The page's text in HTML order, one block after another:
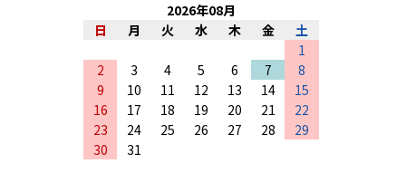
2026年08月
日
月 火 水 木 金
土
1
2
3 4 5 6 7
8
9
10 11 12 13 14
15
16
17 18 19 20 21
22
23
24 25 26 27 28
29
30
31